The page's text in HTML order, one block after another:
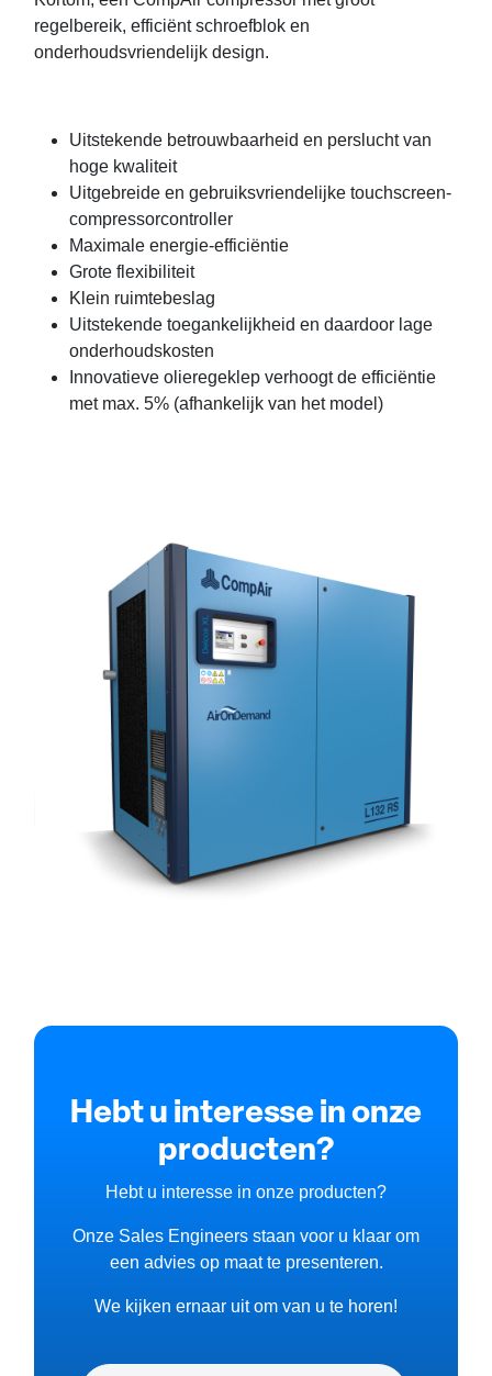
regelbereik, efficiënt schroefblok en
onderhoudsvriendelijk design.
Uitstekende betrouwbaarheid en perslucht van
hoge kwaliteit
Uitgebreide en gebruiksvriendelijke touchscreen-
compressorcontroller
Maximale energie-efficiëntie
Grote flexibiliteit
Klein ruimtebeslag
Uitstekende toegankelijkheid en daardoor lage
onderhoudskosten
Innovatieve olieregeklep verhoogt de efficiëntie
met max. 5% (afhankelijk van het model)
Hebt u interesse in onze
producten?
Hebt u interesse in onze producten?
Onze Sales Engineers staan voor u klaar om
een advies op maat te presenteren.
We kijken ernaar uit om van u te horen!